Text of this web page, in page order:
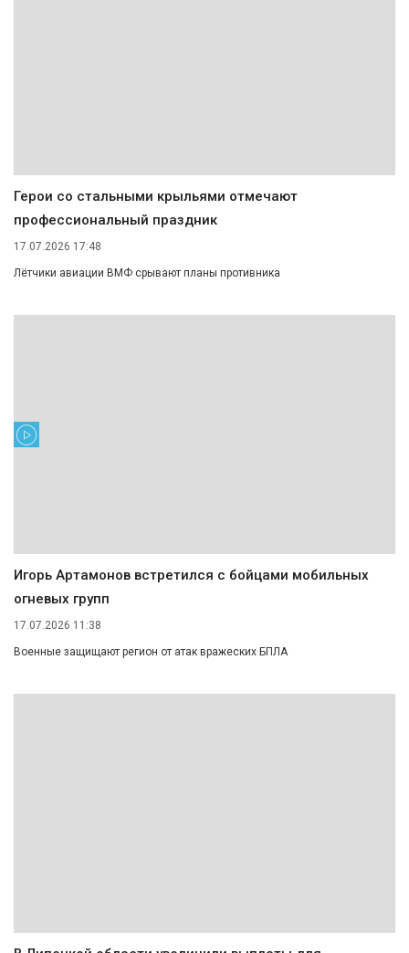
Герои со стальными крыльями отмечают
профессиональный праздник
17.07.2026 17:48
Лётчики авиации ВМФ срывают планы противника
Игорь Артамонов встретился с бойцами мобильных
огневых групп
17.07.2026 11:38
Военные защищают регион от атак вражеских БПЛА